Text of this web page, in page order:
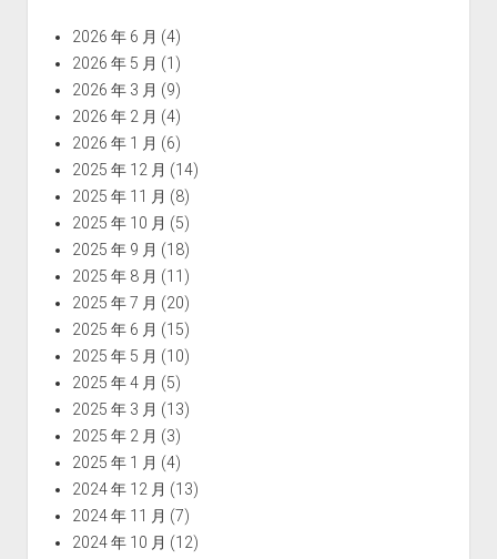
2026 年 6 月 (4)
2026 年 5 月 (1)
2026 年 3 月 (9)
2026 年 2 月 (4)
2026 年 1 月 (6)
2025 年 12 月 (14)
2025 年 11 月 (8)
2025 年 10 月 (5)
2025 年 9 月 (18)
2025 年 8 月 (11)
2025 年 7 月 (20)
2025 年 6 月 (15)
2025 年 5 月 (10)
2025 年 4 月 (5)
2025 年 3 月 (13)
2025 年 2 月 (3)
2025 年 1 月 (4)
2024 年 12 月 (13)
2024 年 11 月 (7)
2024 年 10 月 (12)